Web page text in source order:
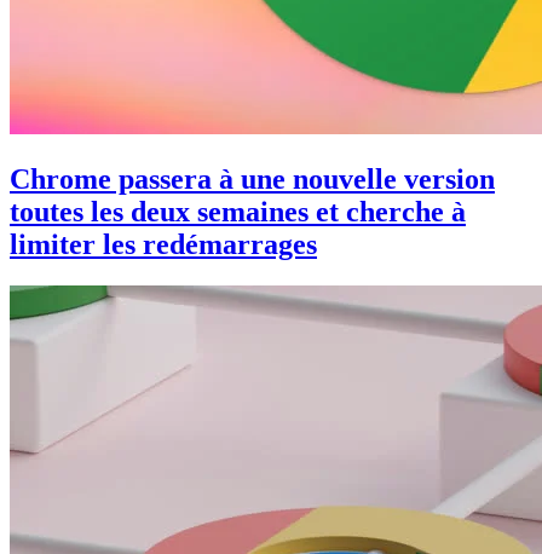
Chrome passera à une nouvelle version
toutes les deux semaines et cherche à
limiter les redémarrages